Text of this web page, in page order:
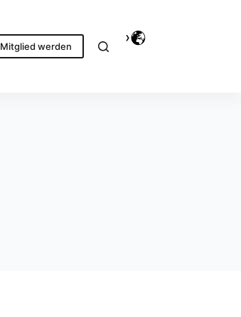
Mitglied werden